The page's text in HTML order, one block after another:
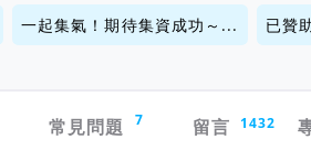
一起集氣！期待集資成功～... 已贊
常見問題 7 留言 1432